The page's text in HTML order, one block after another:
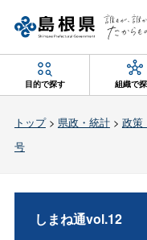
目的で探す 組織で
トップ> 県政・統計> 政策
号
しまね通vol.12